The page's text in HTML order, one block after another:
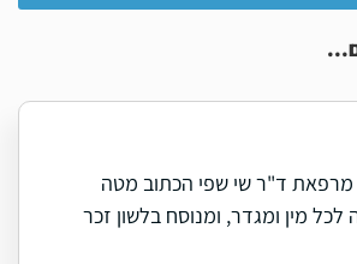
מרפאת ד"ר שי שפי הכתוב מטה
לכל מין ומגדר, ומנוסח בלשון זכר